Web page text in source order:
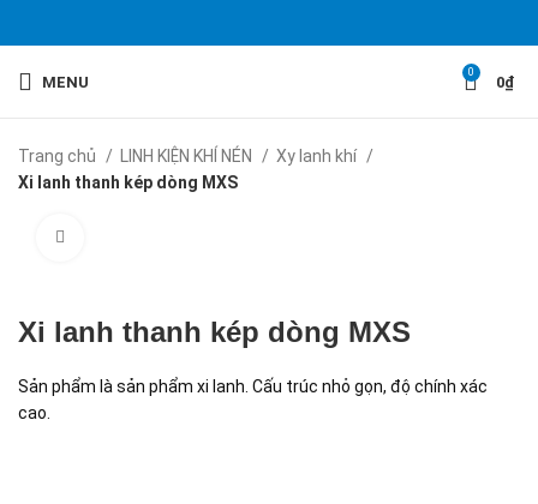
MENU
0
0₫
Trang chủ LINH KIỆN KHÍ NÉN
Xy lanh khí
Xi lanh thanh kép dòng MXS
Xi lanh thanh kép dòng MXS
Sản phẩm là sản phẩm xi lanh. Cấu trúc nhỏ gọn, độ chính xác
cao.